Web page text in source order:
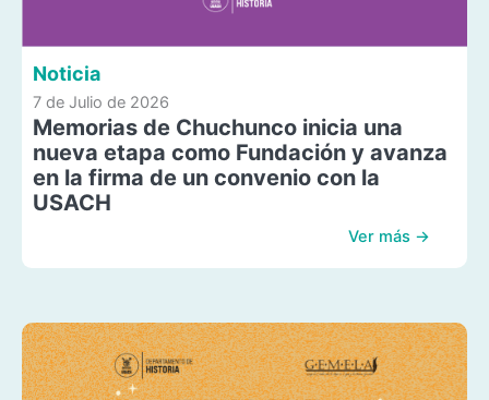
Noticia
7 de Julio de 2026
Memorias de Chuchunco inicia una
nueva etapa como Fundación y avanza
en la firma de un convenio con la
USACH
Ver más →